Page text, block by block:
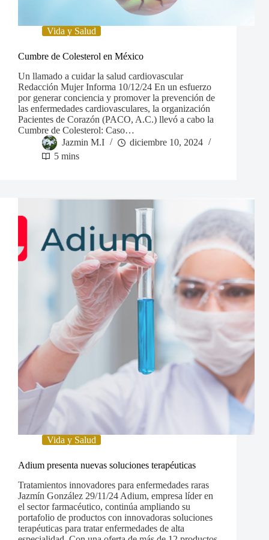
Vida y Salud
Cumbre de Colesterol en México
Un llamado a cuidar la salud cardiovascular
Redacción Mujer Informa 10/12/24 En un esfuerzo
por generar conciencia y promover la prevención de
las enfermedades cardiovasculares, la organización
Pacientes de Corazón (PACO, A.C.) llevó a cabo la
Cumbre de Colesterol: Caso…
Jazmin M.I
diciembre 10, 2024
5 mins
Vida y Salud
Adium presenta nuevas soluciones terapéuticas
Tratamientos innovadores para enfermedades raras
Jazmín González 29/11/24 Adium, empresa líder en
el sector farmacéutico, continúa ampliando su
portafolio de productos con innovadoras soluciones
terapéuticas para tratar enfermedades de alta